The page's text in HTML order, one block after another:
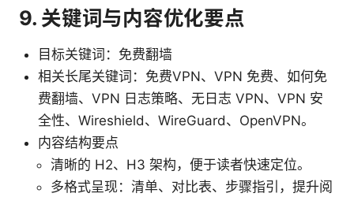
9. 关键词与内容优化要点
目标关键词：免费翻墙
相关长尾关键词：免费VPN、VPN 免费、如何免
费翻墙、VPN 日志策略、无日志 VPN、VPN 安
全性、Wireshield、WireGuard、OpenVPN。
内容结构要点
清晰的 H2、H3 架构，便于读者快速定位。
多格式呈现：清单、对比表、步骤指引，提升阅